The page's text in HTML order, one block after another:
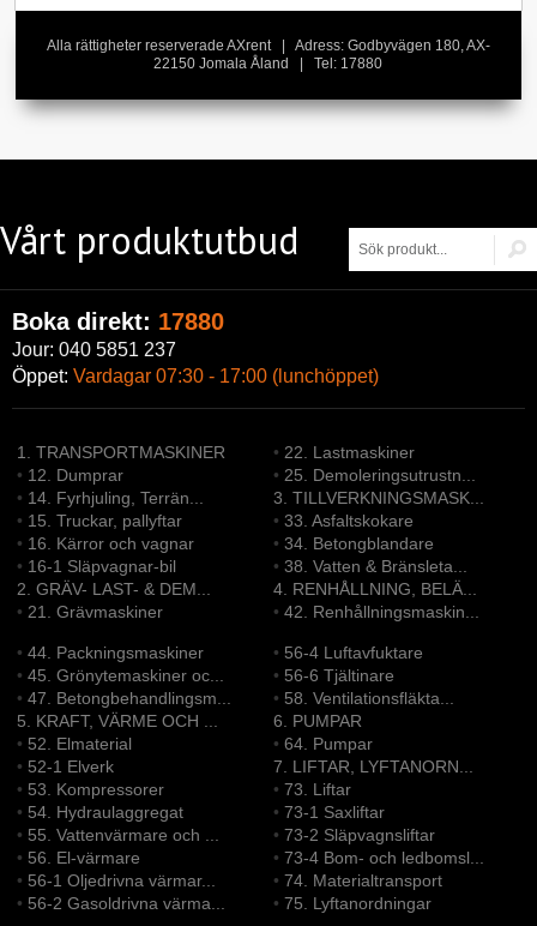
Alla rättigheter reserverade AXrent | Adress: Godbyvägen 180, AX-
22150 Jomala Åland | Tel: 17880
Vårt produktutbud
Boka direkt: 17880
Jour: 040 5851 237
Öppet: Vardagar 07:30 - 17:00 (lunchöppet)
1. TRANSPORTMASKINER
• 12. Dumprar
• 14. Fyrhjuling, Terrän...
• 15. Truckar, pallyftar
• 16. Kärror och vagnar
• 16-1 Släpvagnar-bil
2. GRÄV- LAST- & DEM...
• 21. Grävmaskiner
• 22. Lastmaskiner
• 25. Demoleringsutrustn...
3. TILLVERKNINGSMASK...
•33. Asfaltskokare
•34. Betongblandare
•38. Vatten & Bränsleta...
4. RENHÅLLNING, BELÄ...
•42. Renhållningsmaskin...
•44. Packningsmaskiner
•45. Grönytemaskiner oc...
•47. Betongbehandlingsm...
5. KRAFT, VÄRME OCH ...
• 52. Elmaterial
• 52-1 Elverk
• 53. Kompressorer
• 54. Hydraulaggregat
• 55. Vattenvärmare och ...
• 56. El-värmare
• 56-1 Oljedrivna värmar...
• 56-2 Gasoldrivna värma...
• 56-4 Luftavfuktare
• 56-6 Tjältinare
• 58. Ventilationsfläkta...
6. PUMPAR
•64. Pumpar
7. LIFTAR, LYFTANORN...
•73. Liftar
•73-1 Saxliftar
•73-2 Släpvagnsliftar
•73-4 Bom- och ledbomsl...
•74. Materialtransport
•75. Lyftanordningar